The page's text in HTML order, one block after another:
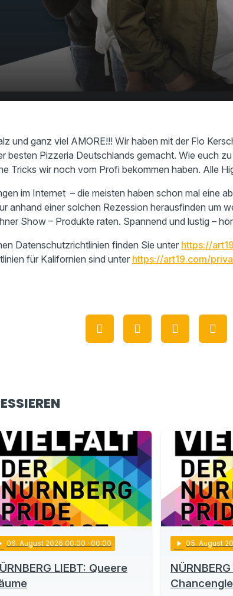
und ganz viel AMORE!!! Wir haben mit der Flo
besten Pizzeria Deutschlands gemacht. Wie euch
Tricks wir noch vom Profi bekommen haben. Alle
im Internet – die meisten haben schon mal eine
anhand einer solchen Rezession herausfinden um
Show – Produkte raten. Spannend und lustig –
Datenschutzrichtlinien finden Sie unter https://
für Kalifornien sind unter https://art19.com/
06. August 2026 00:00 · 00:00
LIEBT: Queere
play_arrow 05. August